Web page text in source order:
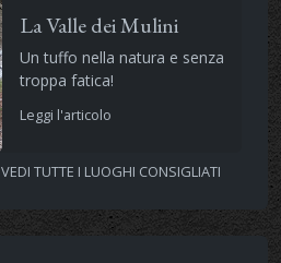
La Valle dei Mulini
Un tuffo nella natura e senza
troppa fatica!
Leggi l'articolo
VEDI TUTTE I LUOGHI CONSIGLIATI